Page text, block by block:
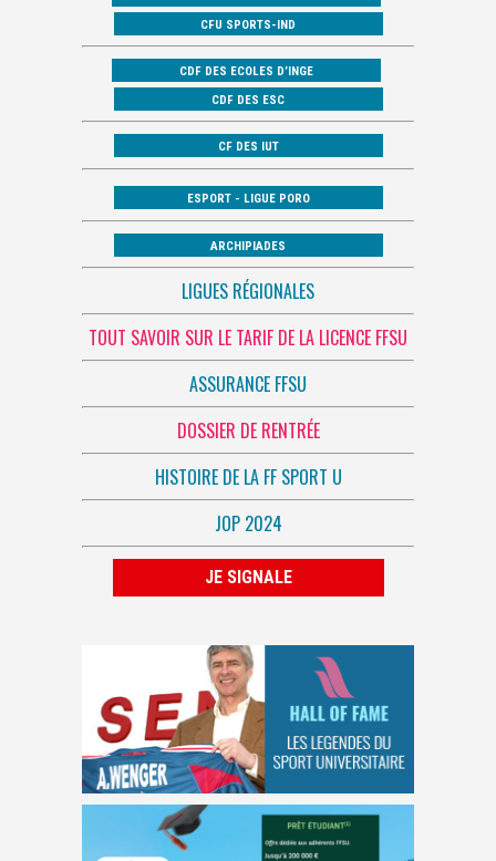
CFU SPORTS-IND
CDF DES ECOLES D’INGE
CDF DES ESC
CF DES IUT
ESPORT - LIGUE PORO
ARCHIPIADES
LIGUES RÉGIONALES
TOUT SAVOIR SUR LE TARIF DE LA LICENCE FFSU
ASSURANCE FFSU
DOSSIER DE RENTRÉE
HISTOIRE DE LA FF SPORT U
JOP 2024
JE SIGNALE